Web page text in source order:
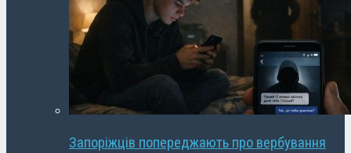
Запоріжців попереджають про вербування